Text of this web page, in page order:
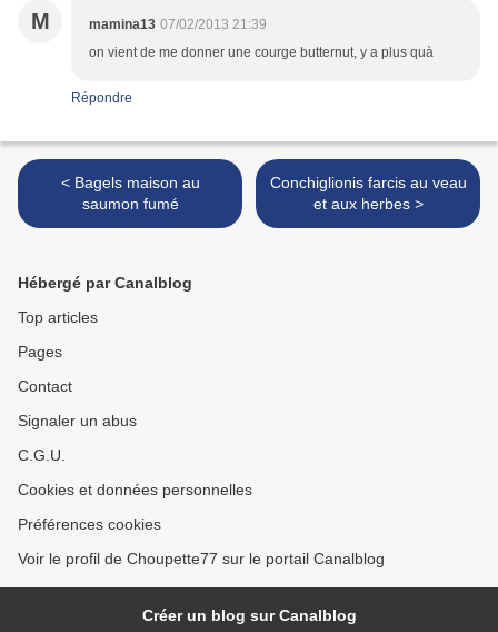
M mamina13 07/02/2013 21:39
on vient de me donner une courge butternut, y a plus quà
Répondre
< Bagels maison au
saumon fumé
Conchiglionis farcis au veau
et aux herbes >
Hébergé par Canalblog
Top articles
Pages
Contact
Signaler un abus
C.G.U.
Cookies et données personnelles
Préférences cookies
Voir le profil de Choupette77 sur le portail Canalblog
Créer un blog sur Canalblog